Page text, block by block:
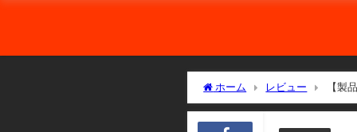
ホーム レビュー
【製
スパゲーミングIEM